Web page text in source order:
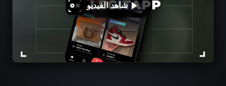
شاهد الفيديو